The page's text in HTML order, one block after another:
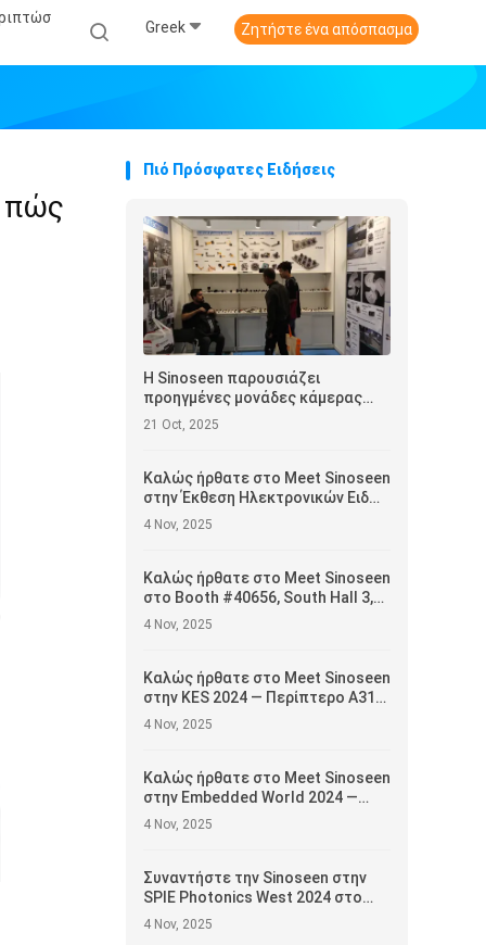
Greek Ζητήστε ένα απόσπασμα
πώς
Πιό Πρόσφατες Ειδήσεις
Η Sinoseen παρουσιάζει
προηγμένες μονάδες κάμερας
στην Έκθεση Ηλεκτρονικών του
Χονγκ Κονγκ 2025
21 Oct, 2025
Καλώς ήρθατε στο Meet Sinoseen
στην Έκθεση Ηλεκτρονικών Ειδών
του Χονγκ Κονγκ 2025 —
Περίπτερο #5E-H15, 13–16
4 Nov, 2025
Καλώς ήρθατε στο Meet Sinoseen
στο Booth #40656, South Hall 3,
2ος όροφος — Παρουσιάζοντας
καινοτόμες λύσεις μονάδων
4 Nov, 2025
Καλώς ήρθατε στο Meet Sinoseen
στην KES 2024 — Περίπτερο A313,
Αίθουσα A, 1ος Όροφος
4 Nov, 2025
Καλώς ήρθατε στο Meet Sinoseen
στην Embedded World 2024 —
Αίθουσα 5, Περίπτερο 5-235c
4 Nov, 2025
Συναντήστε την Sinoseen στην
SPIE Photonics West 2024 στο
Σαν Φρανσίσκο —
Παρουσιάζοντας αιχμής λύσεις
4 Nov, 2025